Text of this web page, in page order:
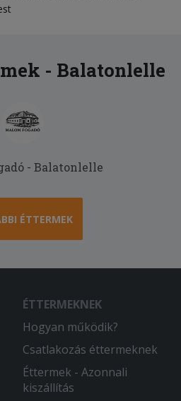
- Balatonlelle
- Balatonlelle
ÉTTERMEK
ÉTTERMEKNEK
Hogyan működik?
Csatlakozás éttermeknek
Éttermek - Azonnali
kiszállítás